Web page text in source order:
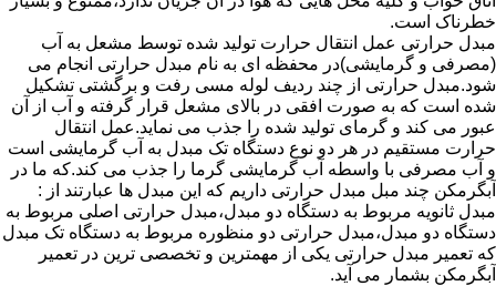
خطرناک است.
مبدل حرارتی عمل انتقال حرارت تولید شده توسط مشعل به آب
(مصرفی و گرمایشی)در محفظه ای به نام مبدل حرارتی انجام می
شود.مبدل حرارتی از چند ردیف لوله مسی رفت و برگشتی تشکیل
شده است که به صورت افقی در بالای مشعل قرار گرفته و آب از آن
عبور می کند و گرمای تولید شده را جذب می نماید.عمل انتقال
حرارت مستقیم در هر دو نوع دستگاه تک مبدل به آب گرمایشی است
و آب مصرفی با واسطه آب گرمایشی گرما را جذب می کند.که ما در
آبگرمکن چند مبل مبدل حرارتی داریم که این مبدل ها عبارتند از :
مبدل ثانویه مربوط به دستگاه دو مبدل،مبدل حرارتی اصلی مربوط به
دستگاه دو مبدل،مبدل حرارتی دو منظوره مربوط به دستگاه تک مبدل
که تعمیر مبدل حرارتی یکی از مهمترین و تخصصی ترین در تعمیر
آبگرمکن بشمار می آید.